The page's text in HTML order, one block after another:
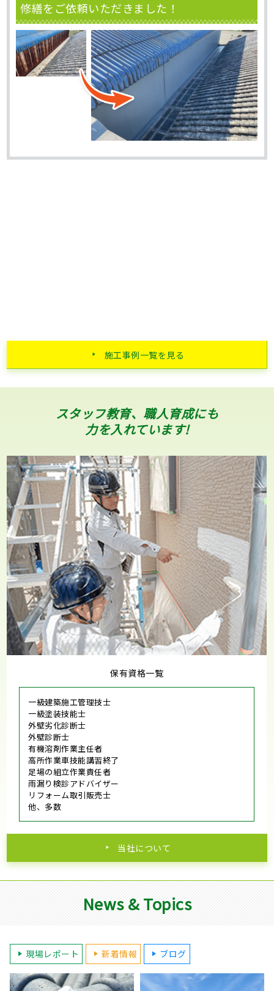
修繕をご依頼いただきました！
施工事例一覧を見る
スタッフ教育、職人育成にも
力を入れています!
保有資格一覧
一級建築施工管理技士
一級塗装技能士
外壁劣化診断士
外壁診断士
有機溶剤作業主任者
高所作業車技能講習終了
足場の組立作業責任者
雨漏り検診アドバイザー
リフォーム取引販売士
他、多数
当社について
News & Topics
現場レポート 新着情報 ブログ